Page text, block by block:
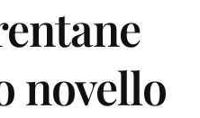
novello